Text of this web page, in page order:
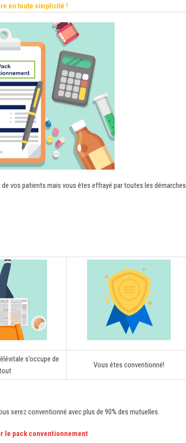
en toute simplicité !
vos patients mais vous êtes effrayé par toutes les démarches
s’occupe de
Vous êtes conventionné!
serez conventionné avec plus de 90% des mutuelles.
le pack conventionnement